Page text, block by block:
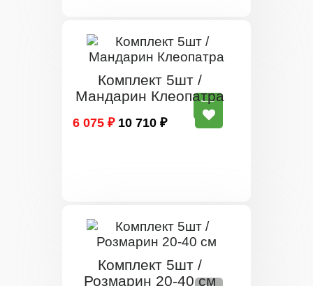
Комплект 5шт /
Мандарин Клеопатра
6 075 ₽ 10 710 ₽
Комплект 5шт /
Розмарин 20-40 см